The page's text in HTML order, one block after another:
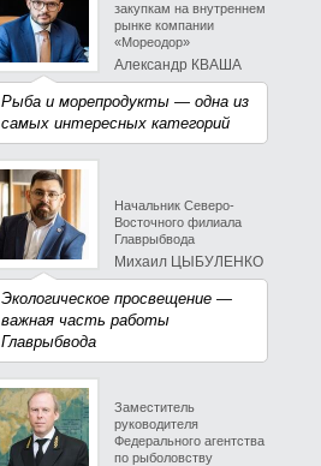
закупкам на внутреннем
рынке компании
«Мореодор»
Александр КВАША
Рыба и морепродукты — одна из
самых интересных категорий
Начальник Северо-
Восточного филиала
Главрыбвода
Михаил ЦЫБУЛЕНКО
Экологическое просвещение —
важная часть работы
Главрыбвода
Заместитель
руководителя
Федерального агентства
по рыболовству